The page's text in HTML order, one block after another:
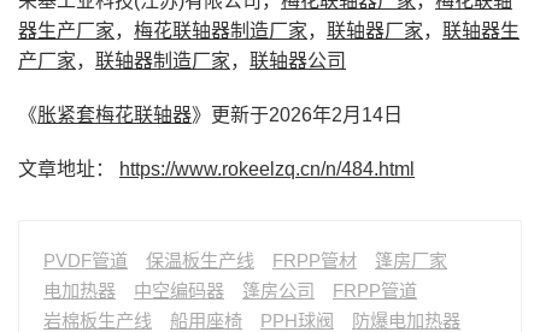
器生产厂家， 梅花联轴器制造厂家， 联轴器厂家， 联轴器生
产厂家， 联轴器制造厂家， 联轴器公司
《胀紧套梅花联轴器》更新于2026年2月14日
文章地址： https://www.rokeelzq.cn/n/484.html
PVDF管道 保温板生产线 FRPP管材
篷房厂家
电加热器
中空编码器 篷房公司
FRPP管道
岩棉板生产线
船用座椅 PPH球阀 防爆电加热器